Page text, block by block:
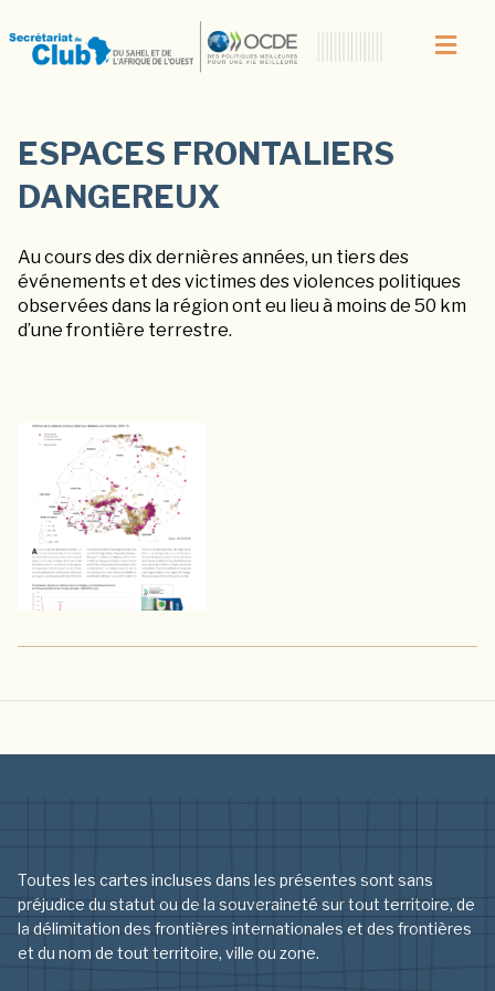
ESPACES FRONTALIERS
DANGEREUX
Au cours des dix dernières années, un tiers des
événements et des victimes des violences politiques
observées dans la région ont eu lieu à moins de 50 km
d’une frontière terrestre.
Toutes les cartes incluses dans les présentes sont sans
préjudice du statut ou de la souveraineté sur tout territoire, de
la délimitation des frontières internationales et des frontières
et du nom de tout territoire, ville ou zone.